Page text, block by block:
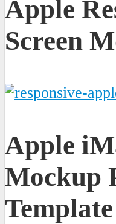
Apple
Screen
Apple
Mockup
Template